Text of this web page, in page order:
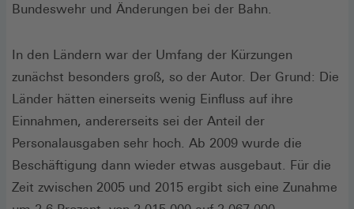
Bundeswehr und Änderungen bei der Bahn.
In den Ländern war der Umfang der Kürzungen
zunächst besonders groß, so der Autor. Der Grund: Die
Länder hätten einerseits wenig Einfluss auf ihre
Einnahmen, andererseits sei der Anteil der
Personalausgaben sehr hoch. Ab 2009 wurde die
Beschäftigung dann wieder etwas ausgebaut. Für die
Zeit zwischen 2005 und 2015 ergibt sich eine Zunahme